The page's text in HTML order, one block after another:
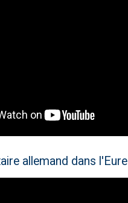
allemand dans l'Eure